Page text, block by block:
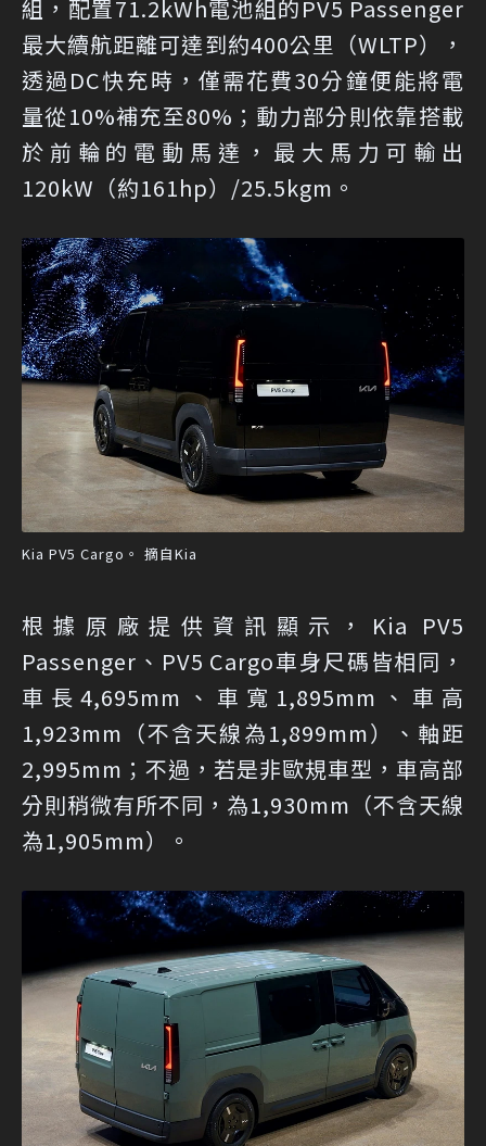
組，配置71.2kWh電池組的PV5 Passenger
最大續航距離可達到約400公里（WLTP），
透過DC快充時，僅需花費30分鐘便能將電
量從10%補充至80%；動力部分則依靠搭載
於前輪的電動馬達，最大馬力可輸出
120kW（約161hp）/25.5kgm。
Kia PV5 Cargo。 摘自Kia
根據原廠提供資訊顯示，Kia PV5
Passenger、PV5 Cargo車身尺碼皆相同，
車長4,695mm、車寬1,895mm、車高
1,923mm（不含天線為1,899mm）、軸距
2,995mm；不過，若是非歐規車型，車高部
分則稍微有所不同，為1,930mm（不含天線
為1,905mm）。